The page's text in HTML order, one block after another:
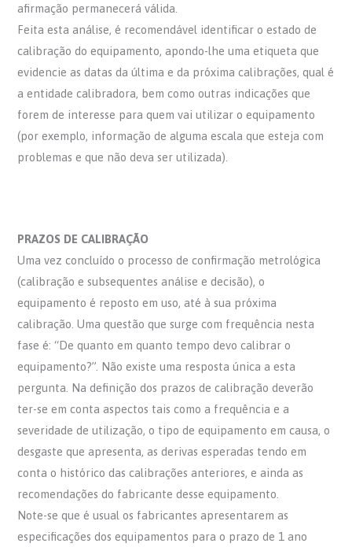
afirmação permanecerá válida.
Feita esta análise, é recomendável identificar o estado de
calibração do equipamento, apondo-lhe uma etiqueta que
evidencie as datas da última e da próxima calibrações, qual é
a entidade calibradora, bem como outras indicações que
forem de interesse para quem vai utilizar o equipamento
(por exemplo, informação de alguma escala que esteja com
problemas e que não deva ser utilizada).
PRAZOS DE CALIBRAÇÃO
Uma vez concluído o processo de confirmação metrológica
(calibração e subsequentes análise e decisão), o
equipamento é reposto em uso, até à sua próxima
calibração. Uma questão que surge com frequência nesta
fase é: “De quanto em quanto tempo devo calibrar o
equipamento?”. Não existe uma resposta única a esta
pergunta. Na definição dos prazos de calibração deverão
ter-se em conta aspectos tais como a frequência e a
severidade de utilização, o tipo de equipamento em causa, o
desgaste que apresenta, as derivas esperadas tendo em
conta o histórico das calibrações anteriores, e ainda as
recomendações do fabricante desse equipamento.
Note-se que é usual os fabricantes apresentarem as
especificações dos equipamentos para o prazo de 1 ano